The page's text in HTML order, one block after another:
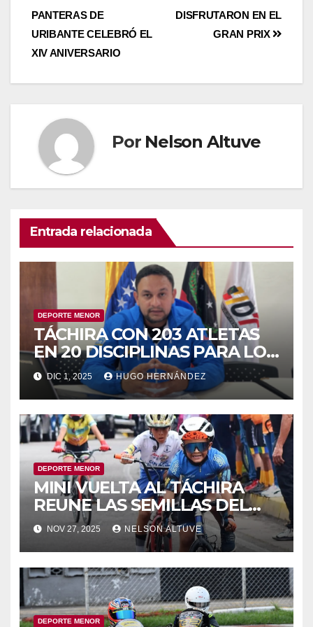
DISFRUTARON EN EL
GRAN PRIX
PANTERAS DE
URIBANTE CELEBRÓ EL
XIV ANIVERSARIO
Por Nelson Altuve
Entrada relacionada
DEPORTE MENOR
TÁCHIRA CON 203 ATLETAS
EN 20 DISCIPLINAS PARA LOS
JUEGOS COMUNALES
DIC 1, 2025 HUGO HERNÁNDEZ
DEPORTE MENOR
MINI VUELTA AL TÁCHIRA
REUNE LAS SEMILLAS DEL
CICLISMO
NOV 27, 2025 NELSON ALTUVE
DEPORTE MENOR